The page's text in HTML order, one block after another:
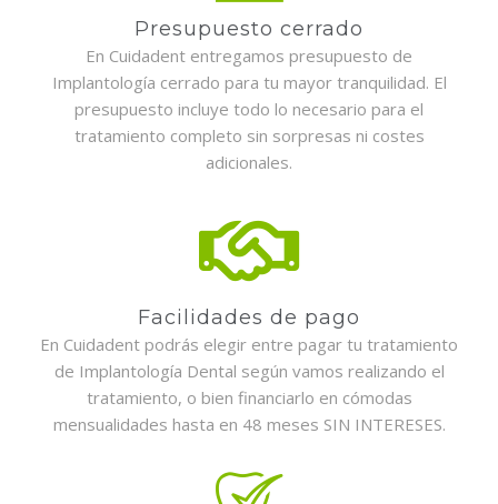
Presupuesto cerrado
En Cuidadent entregamos presupuesto de
Implantología cerrado para tu mayor tranquilidad. El
presupuesto incluye todo lo necesario para el
tratamiento completo sin sorpresas ni costes
adicionales.
Facilidades de pago
En Cuidadent podrás elegir entre pagar tu tratamiento
de Implantología Dental según vamos realizando el
tratamiento, o bien financiarlo en cómodas
mensualidades hasta en 48 meses SIN INTERESES.